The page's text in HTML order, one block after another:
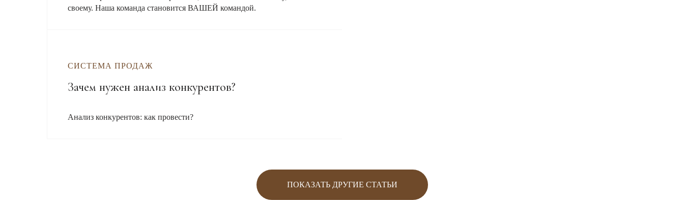
своему. Наша команда становится ВАШЕЙ командой.
СИСТЕМА ПРОДАЖ
Зачем нужен анализ конкурентов?
Анализ конкурентов: как провести?
ПОКАЗАТЬ ДРУГИЕ СТАТЬИ